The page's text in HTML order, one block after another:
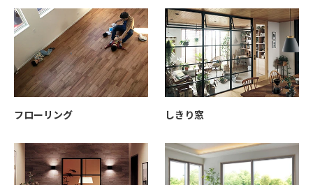
フローリング しきり窓